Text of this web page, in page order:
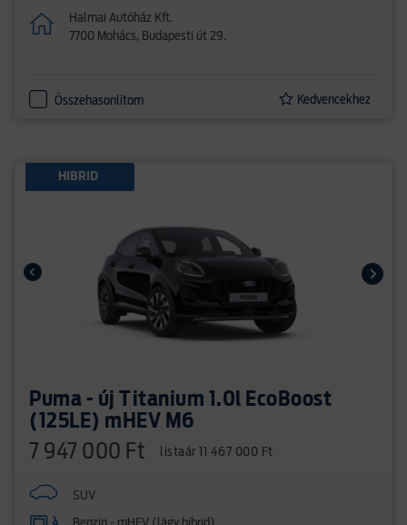
Halmai Autóház Kft.
7700 Mohács, Budapesti út 29.
Összehasonlítom Kedvencekhez
HIBRID
Puma - új Titanium 1.0l EcoBoost
(125LE) mHEV M6
7 947 000 Ft listaár 11 467 000 Ft
SUV